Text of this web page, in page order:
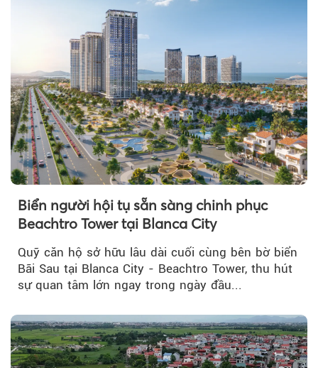
Biển người hội tụ sẵn sàng chinh phục
Beachtro Tower tại Blanca City
Quỹ căn hộ sở hữu lâu dài cuối cùng bên bờ biển
Bãi Sau tại Blanca City - Beachtro Tower, thu hút
sự quan tâm lớn ngay trong ngày đầu...